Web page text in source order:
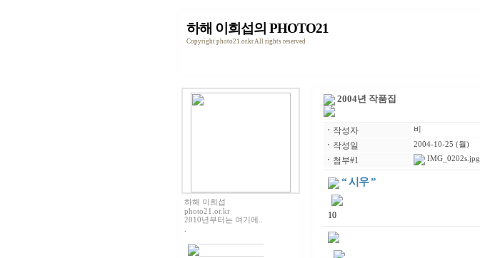
하해 이희섭의 PHOTO21
Copyright photo21.or.kr All rights reserved
하해 이희섭
photo21.or.kr
2010년부터는 여기에..
2004년 작품집
ㆍ 작성자 비
ㆍ 작성일 2004-10-25 (월)
ㆍ 첨부#1 IMG_0202s.jpg
“ 시우 ”
10